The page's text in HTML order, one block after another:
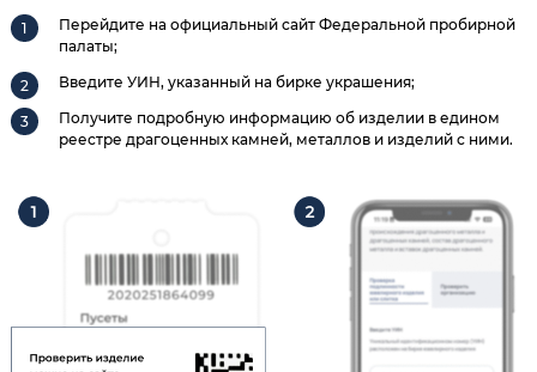
Перейдите на официальный сайт Федеральной пробирной
палаты;
Введите УИН, указанный на бирке украшения;
Получите подробную информацию об изделии в едином
реестре драгоценных камней, металлов и изделий с ними.